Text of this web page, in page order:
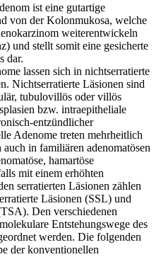
ist eine gutartige
von der Kolonmukosa, welche
weiterentwickeln
und stellt somit eine gesicherte
dar.
lassen sich in nichtserratierte
Nichtserratierte Läsionen sind
tubulovillös oder villös
bzw. intraepitheliale
entzündlicher
Adenome treten mehrheitlich
in familiären adenomatösen
hamartöse
mit einem erhöhten
serratierten Läsionen zählen
Läsionen (SSL) und
Den verschiedenen
Entstehungswege des
werden. Die folgenden
der konventionellen